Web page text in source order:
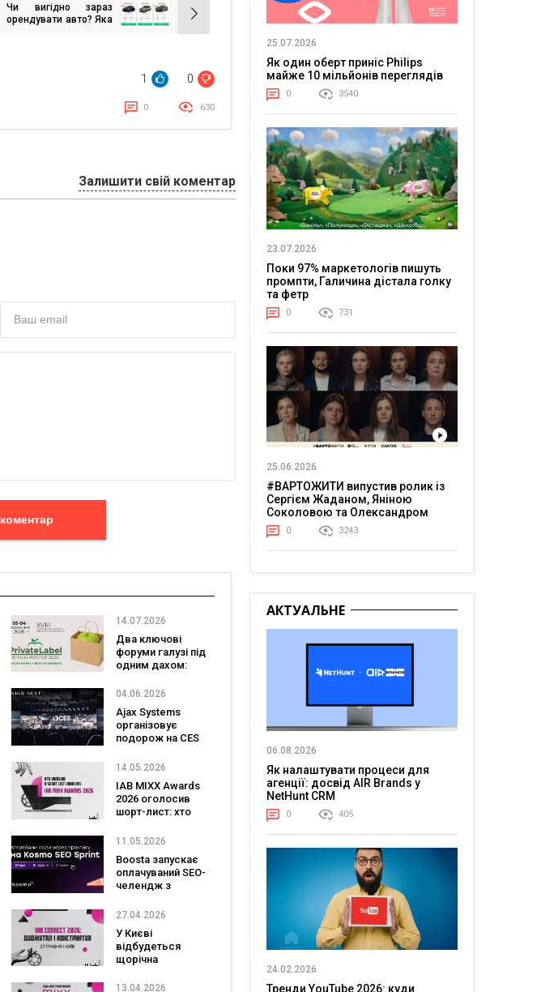
Чи вигідно зараз
орендувати авто? Яка
1 0
0 630
Залишити свій коментар
Залишити коментар
14.07.2026
Два ключові
форуми галузі під
одним дахом:
Master та
2026 у МВЦ
04.06.2026
Ajax Systems
організовує
подорож на CES
студентів
14.05.2026
IAB MIXX Awards
2026 оголосив
шорт-лист: хто
найсильніших
України
11.05.2026
Boosta запускає
оплачуваний SEO-
челендж з
найкращих
27.04.2026
У Києві
відбудеться
щорічна
Connect:
13.04.2026
25.07.2026
Як один оберт приніс Philips
майже 10 мільйонів переглядів
0 3540
23.07.2026
Поки 97% маркетологів пишуть
промпти, Галичина дістала голку
та фетр
0 731
25.06.2026
#ВАРТОЖИТИ випустив ролик із
Сергієм Жаданом, Яніною
Соколовою та Олександром
Тереном про життя в постійній
напрузі
0 3243
АКТУАЛЬНЕ
06.08.2026
Як налаштувати процеси для
агенції: досвід AIR Brands у
NetHunt CRM
0 405
24.02.2026
Тренди YouTube 2026: куди